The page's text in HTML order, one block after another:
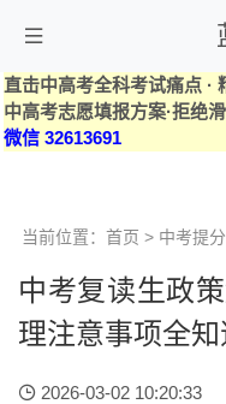
直击中高考全科考试痛点 ·
中高考志愿填报方案·拒绝
微信 32613691
当前位置： 首页 > 中考提分
中考复读生政
理注意事项全知
2026-03-02 10:20:33